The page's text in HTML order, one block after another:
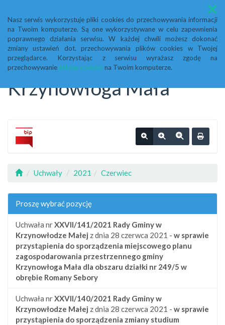
Nasz serwis wykorzystuje pliki cookies do przechowywania informacji
na Twoim komputerze. Są one wykorzystywane w celu zapewnienia
poprawnego działania serwisu. W każdej chwili możesz dokonać
zmiany ustawień dot. przechowywania plików cookies w Twojej
przeglądarce. Korzystając z serwisu wyrażasz zgodę na
przechowywanie plików cookiesna Twoim komputerze.
Menu
Biuletyn Informacji
Publicznej Urząd Gminy
Krzynowłoga Mała
Uchwały 2021 Czerwiec
Proszę wybrać pozycję
Uchwała nrXXVII/141/2021 Rady Gminy w
Krzynowłodze Małej z dnia 28 czerwca 2021 - w sprawie
przystąpienia do sporządzenia miejscowego planu
zagospodarowania przestrzennego gminy
Krzynowłoga Mała dla obszaru działki nr 249/5 w
obrębie Romany Sebory
Uchwała nrXXVII/140/2021 Rady Gminy w
Krzynowłodze Małej z dnia 28 czerwca 2021 - w sprawie
przystąpienia do sporządzenia zmiany studium